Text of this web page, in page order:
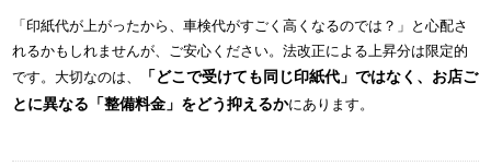
「印紙代が上がったから、車検代がすごく高くなるのでは？」と心配さ
れるかもしれませんが、ご安心ください。法改正による上昇分は限定的
です。大切なのは、
「どこで受けても同じ印紙代」ではなく、お店ご
とに異なる「整備料金」をどう抑えるかにあります。